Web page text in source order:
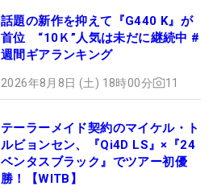
話題の新作を抑えて『G440 K』が
首位 “10Ｋ”人気は未だに継続中 #
週間ギアランキング
2026年8月8日 (土) 18時00分 11
テーラーメイド契約のマイケル・ト
ルビョンセン、『Qi4D LS』×『24
ベンタスブラック』でツアー初優
勝！【WITB】